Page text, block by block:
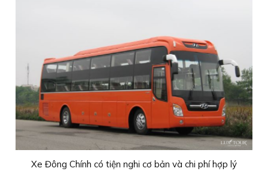
Xe Đông Chính có tiện nghi cơ bản và chi phí hợp lý